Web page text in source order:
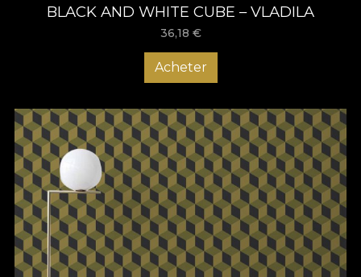
BLACK AND WHITE CUBE – VLADILA
36,18 €
Acheter